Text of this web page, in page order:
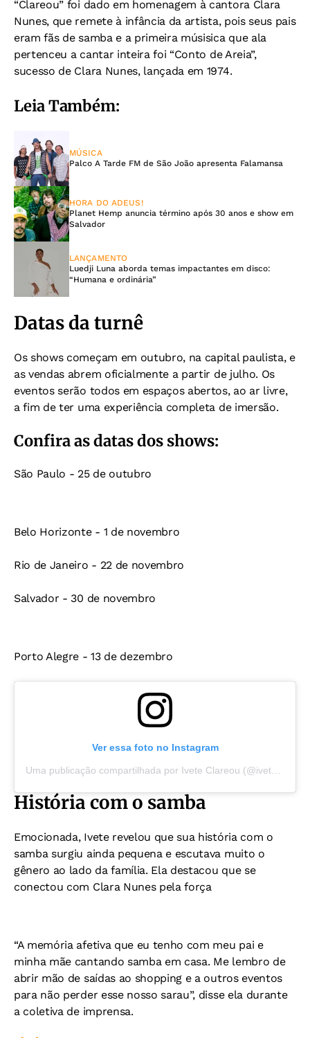
“Clareou” foi dado em homenagem à cantora Clara
Nunes, que remete à infância da artista, pois seus pais
eram fãs de samba e a primeira músisica que ala
pertenceu a cantar inteira foi “Conto de Areia”,
sucesso de Clara Nunes, lançada em 1974.
Leia Também:
MÚSICA
Palco A Tarde FM de São João apresenta Falamansa
HORA DO ADEUS!
Planet Hemp anuncia término após 30 anos e show em
Salvador
LANÇAMENTO
Luedji Luna aborda temas impactantes em disco:
“Humana e ordinária”
Datas da turnê
Os shows começam em outubro, na capital paulista, e
as vendas abrem oficialmente a partir de julho. Os
eventos serão todos em espaços abertos, ao ar livre,
a fim de ter uma experiência completa de imersão.
Confira as datas dos shows:
São Paulo - 25 de outubro
Belo Horizonte - 1 de novembro
Rio de Janeiro - 22 de novembro
Salvador - 30 de novembro
Porto Alegre - 13 de dezembro
Ver essa foto no Instagram
Uma publicação compartilhada por Ivete Clareou (@iveteclareou)
História com o samba
Emocionada, Ivete revelou que sua história com o
samba surgiu ainda pequena e escutava muito o
gênero ao lado da família. Ela destacou que se
conectou com Clara Nunes pela força
“A memória afetiva que eu tenho com meu pai e
minha mãe cantando samba em casa. Me lembro de
abrir mão de saídas ao shopping e a outros eventos
para não perder esse nosso sarau”, disse ela durante
a coletiva de imprensa.